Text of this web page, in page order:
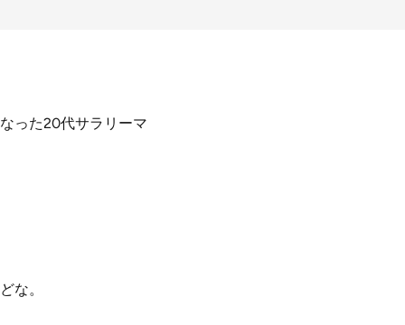
った20代サラリーマ
な。